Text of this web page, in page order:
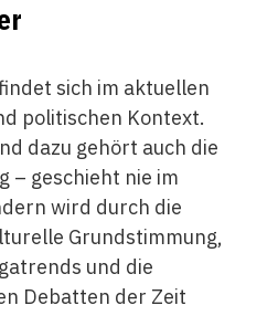
sich im aktuellen
politischen Kontext.
dazu gehört auch die
– geschieht nie im
wird durch die
Grundstimmung,
und die
Debatten der Zeit